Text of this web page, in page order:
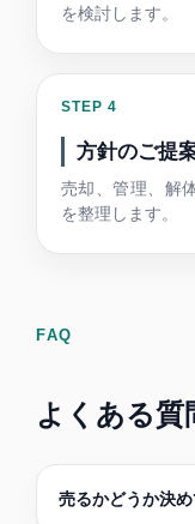
を検討します。
方針のご提
売却、管理、解
を整理します。
FAQ
よくある質
売るかどうか決